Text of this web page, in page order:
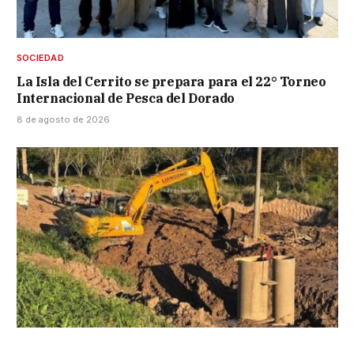
SOCIEDAD
La Isla del Cerrito se prepara para el 22° Torneo
Internacional de Pesca del Dorado
8 de agosto de 2026